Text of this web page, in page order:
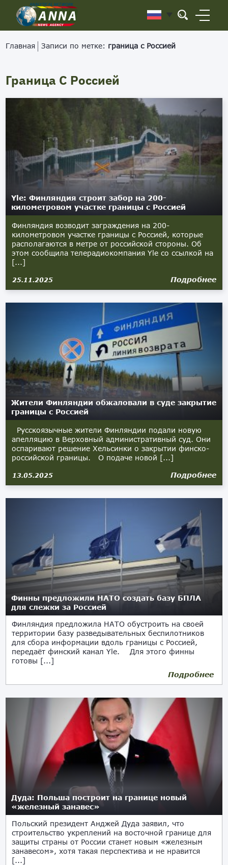
Главная Записи по метке: граница с Россией
Граница С Россией
Yle: Финляндия строит забор на 200-
километровом участке границы с Россией
Финляндия возводит заграждения на 200-
километровом участке границы с Россией, которые
располагаются в метре от российской стороны. Об
этом сообщила телерадиокомпания Yle со ссылкой на
[...]
25.11.2025 Подробнее
Жители Финляндии обжаловали в суде закрытие
границы с Россией
Русскоязычные жители Финляндии подали новую
апелляцию в Верховный административный суд. Они
оспаривают решение Хельсинки о закрытии финско-
российской границы. О подаче новой [...]
13.05.2025 Подробнее
Финны предложили НАТО создать базу БПЛА
для слежки за Россией
Финляндия предложила НАТО обустроить на своей
территории базу разведывательных беспилотников
для сбора информации вдоль границы с Россией,
передаёт финский канал Yle. Для этого финны
готовы [...]
Подробнее
Дуда: Польша построит на границе новый
«железный занавес»
Польский президент Анджей Дуда заявил, что
строительство укреплений на восточной границе для
защиты страны от России станет новым «железным
занавесом», хотя такая перспектива и не нравится
[...]